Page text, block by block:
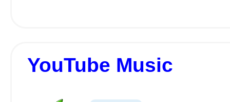
YouTube Music